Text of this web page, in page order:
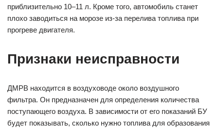
приблизительно 10–11 л. Кроме того, автомобиль станет
плохо заводиться на морозе из-за перелива топлива при
прогреве двигателя.
Признаки неисправности
ДМРВ находится в воздуховоде около воздушного
фильтра. Он предназначен для определения количества
поступающего воздуха. В зависимости от его показаний БУ
будет показывать, сколько нужно топлива для образования